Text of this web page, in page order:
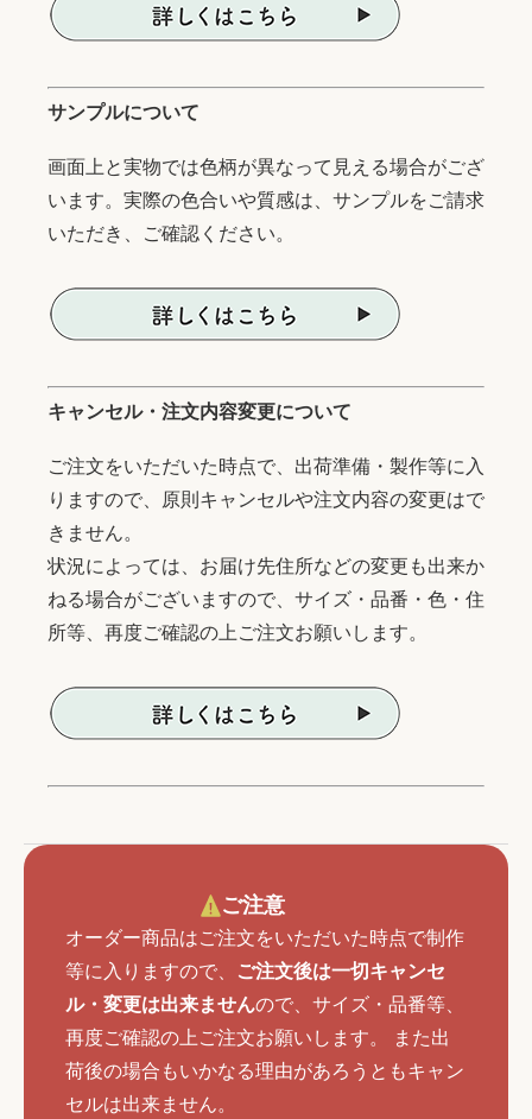
サンプルについて
画面上と実物では色柄が異なって見える場合がござ
います。実際の色合いや質感は、サンプルをご請求
いただき、ご確認ください。
キャンセル・注文内容変更について
ご注文をいただいた時点で、出荷準備・製作等に入
りますので、原則キャンセルや注文内容の変更はで
きません。
状況によっては、お届け先住所などの変更も出来か
ねる場合がございますので、サイズ・品番・色・住
所等、再度ご確認の上ご注文お願いします。
ご注意
オーダー商品はご注文をいただいた時点で制作
等に入りますので、
ご注文後は一切キャンセ
ル・変更は出来ませんので、サイズ・品番等、
再度ご確認の上ご注文お願いします。 また出
荷後の場合もいかなる理由があろうともキャン
セルは出来ません。